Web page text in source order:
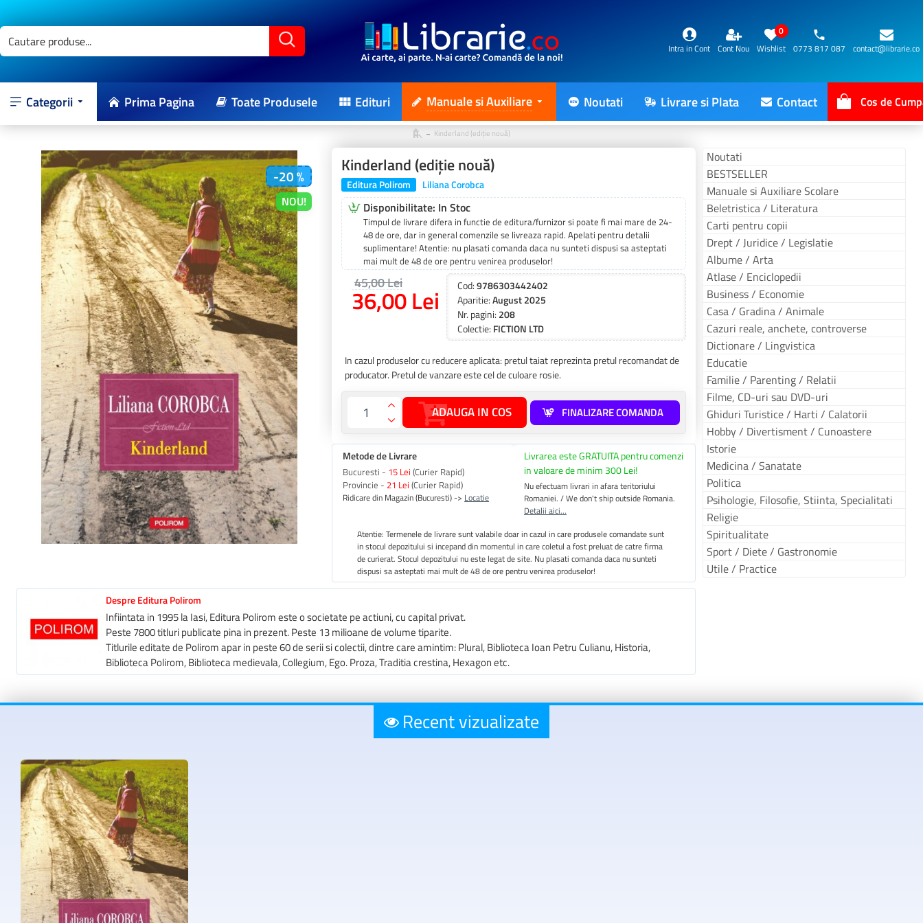
Intra in Cont Cont Nou Wishlist
0
0773 817 087
contact@librarie.co
Categorii Prima Pagina Toate Produsele Edituri Manuale si Auxiliare Noutati Livrare si Plata Contact Cos de
Kinderland (ediție nouă)
NOU!
-20 % Kinderland (ediție nouă)
Editura Polirom Liliana Corobca
Disponibilitate: In Stoc
Timpul de livrare difera in functie de editura/furnizor si poate fi mai mare de 24-
48 de ore, dar in general comenzile se livreaza rapid. Apelati pentru detalii
suplimentare! Atentie: nu plasati comanda daca nu sunteti dispusi sa asteptati
mai mult de 48 de ore pentru venirea produselor!
36,00 Lei
45,00 Lei Cod:9786303442402
Aparitie:August 2025
Nr. pagini: 208
Colectie: FICTION LTD
ADAUGA IN COS FINALIZARE COMANDA
In cazul produselor cu reducere aplicata: pretul taiat reprezinta pretul recomandat de
producator. Pretul de vanzare este cel de culoare rosie.
Metode de Livrare
Bucuresti - 15 Lei (Curier Rapid)
Provincie -21 Lei (Curier Rapid)
Ridicare din Magazin (Bucuresti) -> Locatie
Livrarea este GRATUITA pentru comenzi
in valoare de minim 300 Lei!
Nu efectuam livrari in afara teritoriului
Romaniei. / We don't ship outside Romania.
Detalii aici...
Atentie: Termenele de livrare sunt valabile doar in cazul in care produsele comandate sunt
in stocul depozitului si incepand din momentul in care coletul a fost preluat de catre firma
de curierat. Stocul depozitului nu este legat de site. Nu plasati comanda daca nu sunteti
dispusi sa asteptati mai mult de 48 de ore pentru venirea produselor!
Despre Editura Polirom
Infiintata in 1995 la Iasi, Editura Polirom este o societate pe actiuni, cu capital privat.
Peste 7800 titluri publicate pina in prezent. Peste 13 milioane de volume tiparite.
Titlurile editate de Polirom apar in peste 60 de serii si colectii, dintre care amintim: Plural, Biblioteca Ioan Petru Culianu, Historia,
Biblioteca Polirom, Biblioteca medievala, Collegium, Ego. Proza, Traditia crestina, Hexagon etc.
Noutati
BESTSELLER
Manuale si Auxiliare Scolare
Beletristica / Literatura
Carti pentru copii
Drept / Juridice / Legislatie
Albume / Arta
Atlase / Enciclopedii
Business / Economie
Casa / Gradina / Animale
Cazuri reale, anchete, controverse
Dictionare / Lingvistica
Educatie
Familie / Parenting / Relatii
Filme, CD-uri sau DVD-uri
Ghiduri Turistice / Harti / Calatorii
Hobby / Divertisment / Cunoastere
Istorie
Medicina / Sanatate
Politica
Psihologie, Filosofie, Stiinta, Specialitati
Religie
Spiritualitate
Sport / Diete / Gastronomie
Utile / Practice
Recent vizualizate